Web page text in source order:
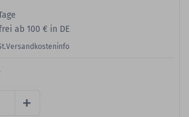
ab 100 € in DE
Versandkosteninfo
+